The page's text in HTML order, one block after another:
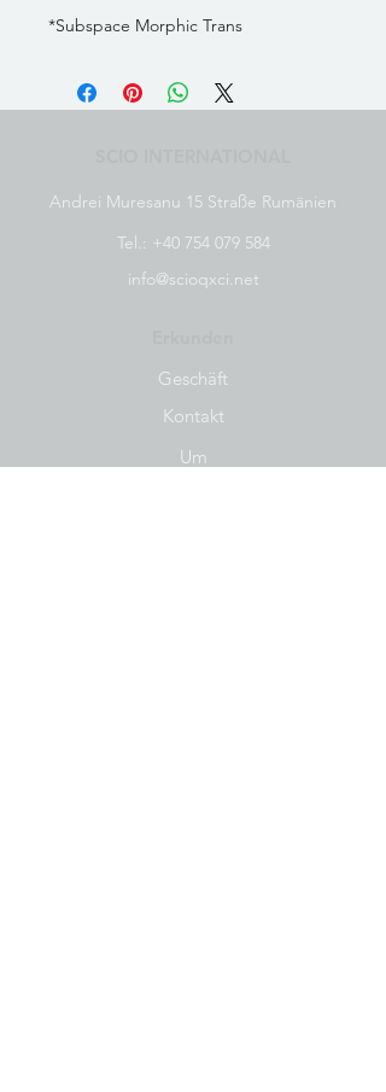
*Subspace Morphic Trans
Andrei Muresanu 15 Straße Rumänien
Tel.: +40 754 079 584
info@scioqxci.net
Geschäft
Kontakt
Um